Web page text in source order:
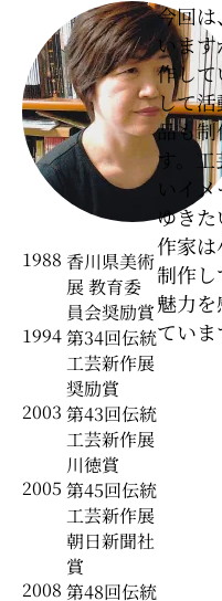
1988 香川県美術
展 教育委
員会奨励賞
1994第34回伝統
工芸新作展
奨励賞
2003 第43回伝統
工芸新作展
川徳賞
2005 第45回伝統
工芸新作展
朝日新聞社
賞
2008 第48回伝統
今回
いま
作し
して
品も
す。
いイ
ゆきた
作家
制作
魅力
ていま